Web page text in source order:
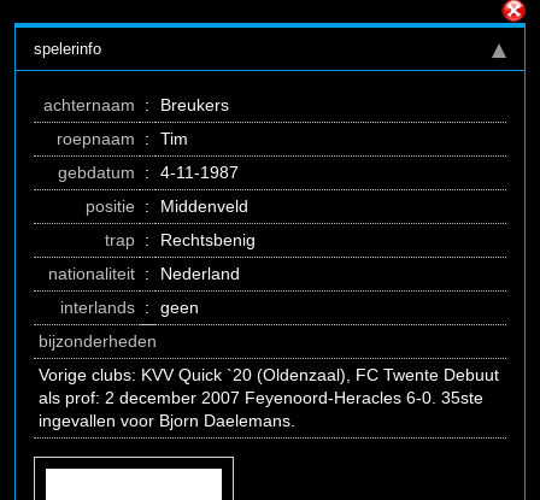
spelerinfo
achternaam :
Breukers
roepnaam
:
Tim
gebdatum
:
4-11-1987
positie :
Middenveld
trap :
Rechtsbenig
nationaliteit :
Nederland
interlands :
geen
bijzonderheden
Vorige clubs: KVV Quick `20 (Oldenzaal), FC Twente Debuut
als prof: 2 december 2007 Feyenoord-Heracles 6-0. 35ste
ingevallen voor Bjorn Daelemans.